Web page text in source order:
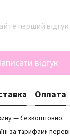
перший відгук
відгук
Оплата
— безкоштовно.
за тарифами